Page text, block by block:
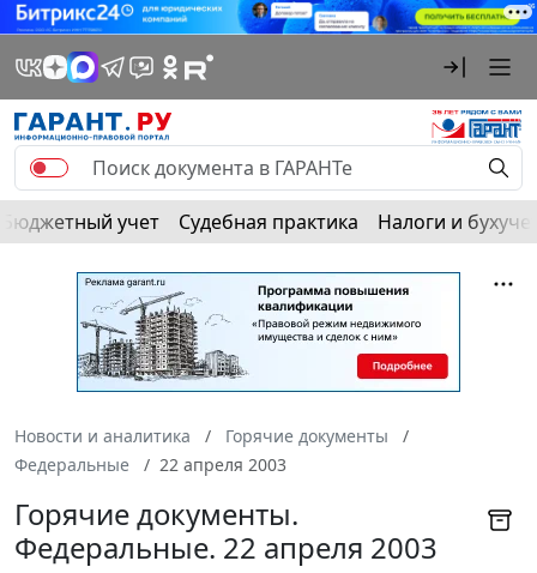
Бюджетный учет Судебная практика Налоги и
Новости и аналитика
Горячие документы
Федеральные
22 апреля 2003
Горячие документы.
Федеральные. 22 апреля 2003